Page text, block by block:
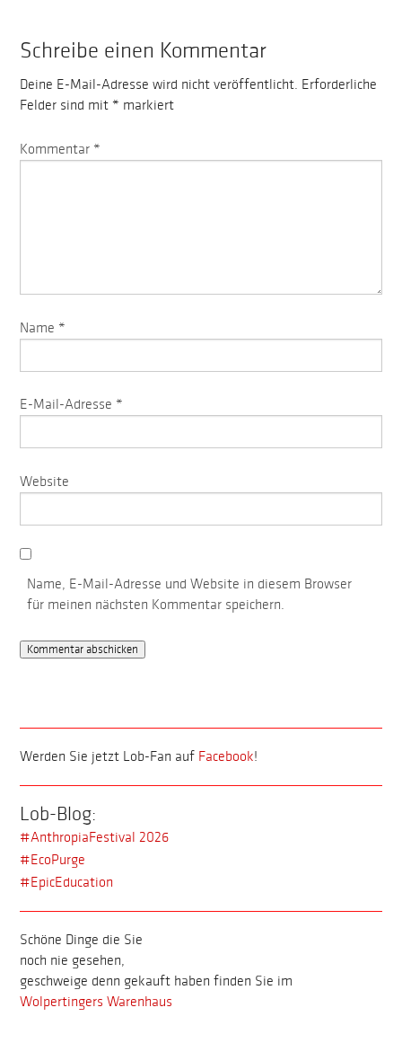
Schreibe einen Kommentar
Deine E-Mail-Adresse wird nicht veröffentlicht. Erforderliche
Felder sind mit* markiert
Kommentar *
Name *
E-Mail-Adresse *
Website
Name, E-Mail-Adresse und Website in diesem Browser
für meinen nächsten Kommentar speichern.
Werden Sie jetzt Lob-Fan auf Facebook!
Lob-Blog:
#AnthropiaFestival 2026
#EcoPurge
#EpicEducation
Schöne Dinge die Sie
noch nie gesehen,
geschweige denn gekauft haben finden Sie im
Wolpertingers Warenhaus